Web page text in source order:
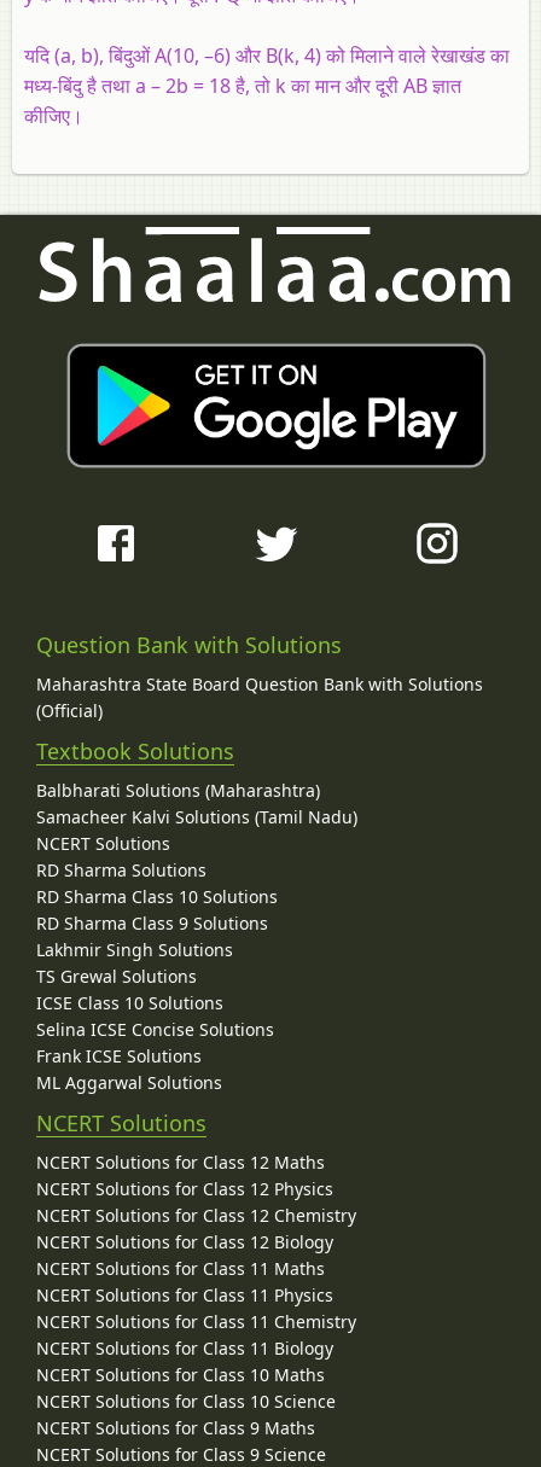
यदि (a, b), बिंदुओं A(10, –6) और B(k, 4) को मिलाने वाले रेखाखंड का
मध्य-बिंदु है तथा a – 2b = 18 है, तो k का मान और दूरी AB ज्ञात
कीजिए।
Question Bank with Solutions
Maharashtra State Board Question Bank with Solutions
(Official)
Textbook Solutions
Balbharati Solutions (Maharashtra)
Samacheer Kalvi Solutions (Tamil Nadu)
NCERT Solutions
RD Sharma Solutions
RD Sharma Class 10 Solutions
RD Sharma Class 9 Solutions
Lakhmir Singh Solutions
TS Grewal Solutions
ICSE Class 10 Solutions
Selina ICSE Concise Solutions
Frank ICSE Solutions
ML Aggarwal Solutions
NCERT Solutions
NCERT Solutions for Class 12 Maths
NCERT Solutions for Class 12 Physics
NCERT Solutions for Class 12 Chemistry
NCERT Solutions for Class 12 Biology
NCERT Solutions for Class 11 Maths
NCERT Solutions for Class 11 Physics
NCERT Solutions for Class 11 Chemistry
NCERT Solutions for Class 11 Biology
NCERT Solutions for Class 10 Maths
NCERT Solutions for Class 10 Science
NCERT Solutions for Class 9 Maths
NCERT Solutions for Class 9 Science